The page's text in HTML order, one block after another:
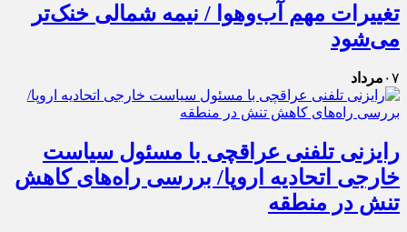
تغییرات مهم آب‌وهوا / نیمه شمالی خنک‌تر
می‌شود
۰۷ مرداد
رایزنی تلفنی عراقچی با مسئول سیاست
خارجی اتحادیه اروپا/ بررسی راه‌های کاهش
تنش در منطقه